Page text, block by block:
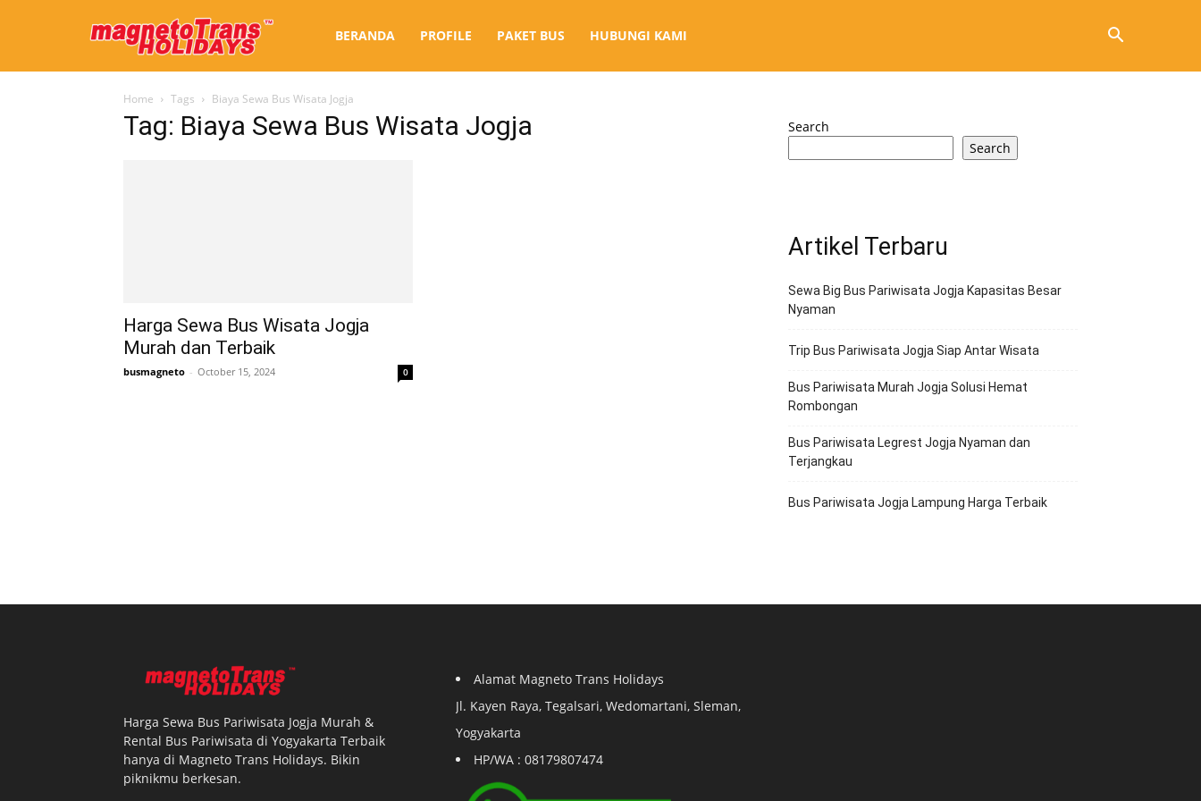
Bus
BERANDA PROFILE PAKET BUS HUBUNGI KAMI
Home Tags Biaya Sewa Bus Wisata Jogja
Tag: Biaya Sewa Bus Wisata Jogja
Harga Sewa Bus Wisata Jogja
Murah dan Terbaik
busmagneto - October 15, 2024 0
Search
Search
Artikel Terbaru
Sewa Big Bus Pariwisata Jogja Kapasitas Besar
Nyaman
Trip Bus Pariwisata Jogja Siap Antar Wisata
Bus Pariwisata Murah Jogja Solusi Hemat
Rombongan
Bus Pariwisata Legrest Jogja Nyaman dan
Terjangkau
Bus Pariwisata Jogja Lampung Harga Terbaik
Harga Sewa Bus Pariwisata Jogja Murah &
Rental Bus Pariwisata di Yogyakarta Terbaik
hanya di Magneto Trans Holidays. Bikin
piknikmu berkesan.
Alamat Magneto Trans Holidays
Jl. Kayen Raya, Tegalsari, Wedomartani, Sleman,
Yogyakarta
HP/WA : 08179807474